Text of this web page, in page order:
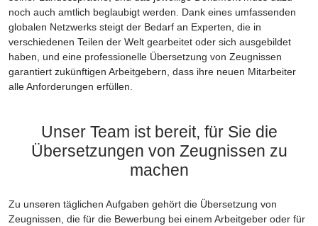
noch auch amtlich beglaubigt werden. Dank eines umfassenden
globalen Netzwerks steigt der Bedarf an Experten, die in
verschiedenen Teilen der Welt gearbeitet oder sich ausgebildet
haben, und eine professionelle Übersetzung von Zeugnissen
garantiert zukünftigen Arbeitgebern, dass ihre neuen Mitarbeiter
alle Anforderungen erfüllen.
Unser Team ist bereit, für Sie die
Übersetzungen von Zeugnissen zu
machen
Zu unseren täglichen Aufgaben gehört die Übersetzung von
Zeugnissen, die für die Bewerbung bei einem Arbeitgeber oder für